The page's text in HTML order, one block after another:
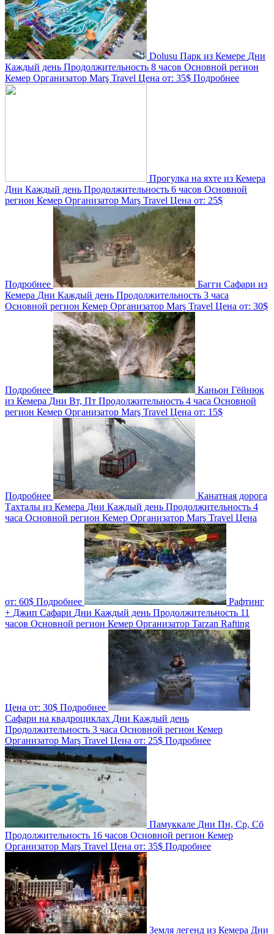
Dolusu Парк из Кемере Дни
Каждый день Продолжительность 8 часов Основной регион
Кемер Организатор Marş Travel Цена от: 35$ Подробнее
Прогулка на яхте из Кемера
Дни Каждый день Продолжительность 6 часов Основной
регион Кемер Организатор Marş Travel Цена от: 25$
Подробнее
Багги Сафари из
Кемера Дни Каждый день Продолжительность 3 часа
Основной регион Кемер Организатор Marş Travel Цена от: 30$
Подробнее
Каньон Гёйнюк
из Кемера Дни Вт, Пт Продолжительность 4 часа Основной
регион Кемер Организатор Marş Travel Цена от: 15$
Подробнее
Канатная дорога
Тахталы из Кемера Дни Каждый день Продолжительность 4
часа Основной регион Кемер Организатор Marş Travel Цена
от: 60$ Подробнее
Рафтинг
+ Джип Cафари Дни Каждый день Продолжительность 11
часов Основной регион Кемер Организатор Tarzan Rafting
Цена от: 30$ Подробнее
Сафари на квадроциклах Дни Каждый день
Продолжительность 3 часа Основной регион Кемер
Организатор Marş Travel Цена от: 25$ Подробнее
Памуккале Дни Пн, Ср, Сб
Продолжительность 16 часов Основной регион Кемер
Организатор Marş Travel Цена от: 35$ Подробнее
Земля легенд из Кемера Дни